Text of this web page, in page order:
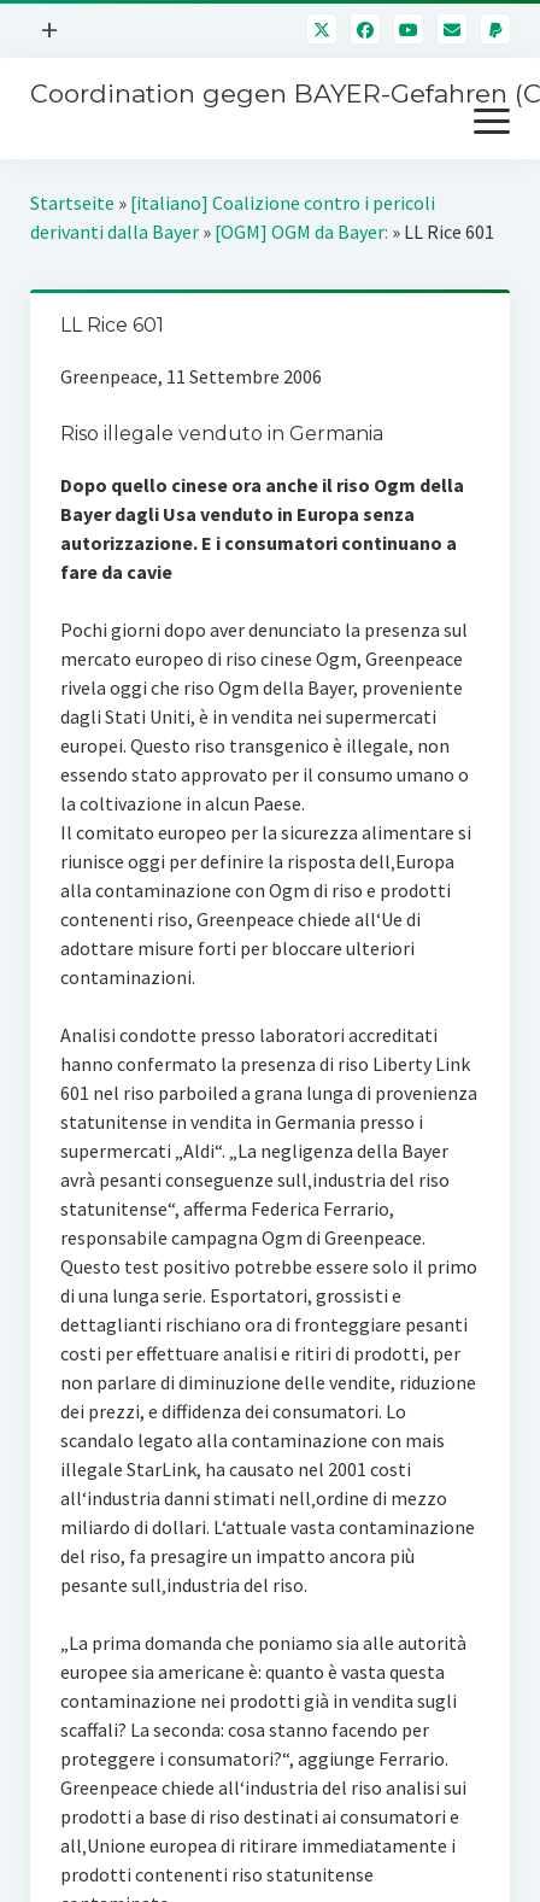
Menü
+
Mitmachen
Über uns
Impressum
Coordination gegen BAYER-Gefahren
Menü
öffnen
Kampagnen
BAYER-Hauptversammlungen
Startseite » [italiano] Coalizione contro i pericoli
derivanti dalla Bayer» [OGM] OGM da Bayer: » LL Rice 601
LL Rice 601
Greenpeace, 11 Settembre 2006
Riso illegale venduto in Germania
Dopo quello cinese ora anche il riso Ogm della
Bayer dagli Usa venduto in Europa senza
autorizzazione. E i consumatori continuano a
fare da cavie
Pochi giorni dopo aver denunciato la presenza sul
mercato europeo di riso cinese Ogm, Greenpeace
rivela oggi che riso Ogm della Bayer, proveniente
dagli Stati Uniti, è in vendita nei supermercati
europei. Questo riso transgenico è illegale, non
essendo stato approvato per il consumo umano o
la coltivazione in alcun Paese.
Il comitato europeo per la sicurezza alimentare si
riunisce oggi per definire la risposta dell‚Europa
alla contaminazione con Ogm di riso e prodotti
contenenti riso, Greenpeace chiede all‘Ue di
adottare misure forti per bloccare ulteriori
contaminazioni.
Analisi condotte presso laboratori accreditati
hanno confermato la presenza di riso Liberty Link
601 nel riso parboiled a grana lunga di provenienza
statunitense in vendita in Germania presso i
supermercati „Aldi“. „La negligenza della Bayer
avrà pesanti conseguenze sull‚industria del riso
statunitense“, afferma Federica Ferrario,
responsabile campagna Ogm di Greenpeace.
Questo test positivo potrebbe essere solo il primo
di una lunga serie. Esportatori, grossisti e
dettaglianti rischiano ora di fronteggiare pesanti
costi per effettuare analisi e ritiri di prodotti, per
non parlare di diminuzione delle vendite, riduzione
dei prezzi, e diffidenza dei consumatori. Lo
scandalo legato alla contaminazione con mais
illegale StarLink, ha causato nel 2001 costi
all‘industria danni stimati nell‚ordine di mezzo
miliardo di dollari. L‘attuale vasta contaminazione
del riso, fa presagire un impatto ancora più
pesante sull‚industria del riso.
„La prima domanda che poniamo sia alle autorità
europee sia americane è: quanto è vasta questa
contaminazione nei prodotti già in vendita sugli
scaffali? La seconda: cosa stanno facendo per
proteggere i consumatori?“, aggiunge Ferrario.
Greenpeace chiede all‘industria del riso analisi sui
prodotti a base di riso destinati ai consumatori e
all‚Unione europea di ritirare immediatamente i
prodotti contenenti riso statunitense